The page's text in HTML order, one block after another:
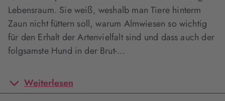
Lebensraum. Sie weiß, weshalb man Tiere hinterm
Zaun nicht füttern soll, warum Almwiesen so wichtig
für den Erhalt der Artenvielfalt sind und dass auch der
folgsamste Hund in der Brut-…
Weiterlesen